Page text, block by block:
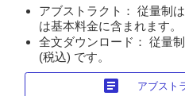
アブストラクト： 従量制
は基本料金に含まれます。
全文ダウンロード： 従量
(税込) です。
article アブスト